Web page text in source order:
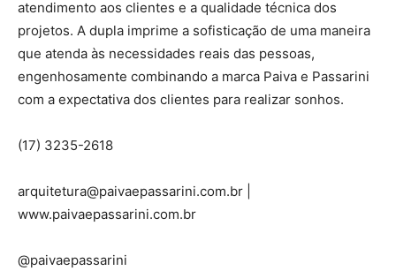
atendimento aos clientes e a qualidade técnica dos
projetos. A dupla imprime a sofisticação de uma maneira
que atenda às necessidades reais das pessoas,
engenhosamente combinando a marca Paiva e Passarini
com a expectativa dos clientes para realizar sonhos.
(17) 3235-2618
arquitetura@paivaepassarini.com.br |
www.paivaepassarini.com.br
@paivaepassarini